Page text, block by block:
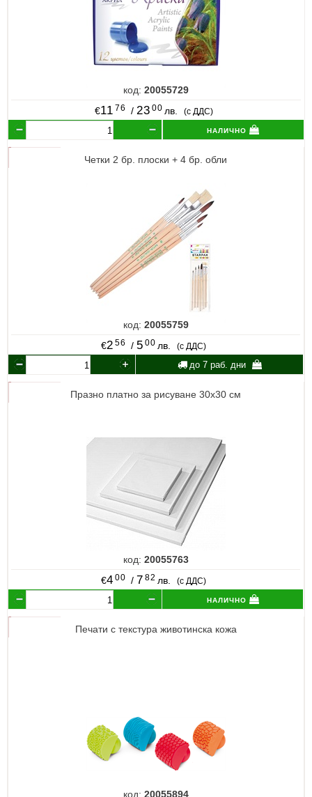
код: 20055729
€11 76 / 23 00 лв. (с ДДС)
налично
Четки 2 бр. плоски + 4 бр. обли
код: 20055759
€2 56 / 5 00 лв. (с ДДС)
до 7 раб. дни
Празно платно за рисуване 30х30 см
код: 20055763
€4 00 / 7 82 лв. (с ДДС)
налично
Печати с текстура животинска кожа
код: 20055894